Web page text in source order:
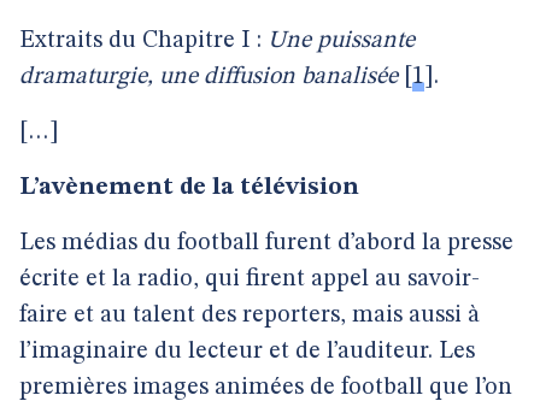
Extraits du Chapitre I : Une puissante
dramaturgie, une diffusion banalisée[ 1 .
[…]
L’avènement de la télévision
Les médias du football furent d’abord la presse
écrite et la radio, qui firent appel au savoir-
faire et au talent des reporters, mais aussi à
l’imaginaire du lecteur et de l’auditeur. Les
premières images animées de football que l’on